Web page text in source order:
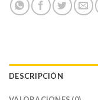
DESCRIPCIÓN